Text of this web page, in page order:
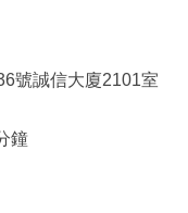
號誠信大廈2101室
鐘